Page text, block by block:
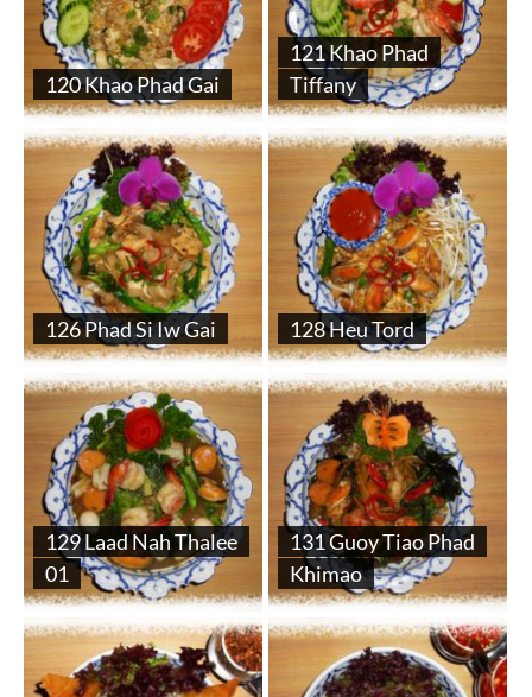
120 Khao Phad Gai
121 Khao Phad
Tiffany
126 Phad Si Iw Gai 128 Heu Tord
129 Laad Nah Thalee
01
131 Guoy Tiao Phad
Khimao